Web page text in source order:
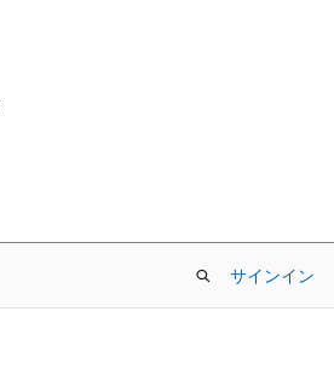
サインイン